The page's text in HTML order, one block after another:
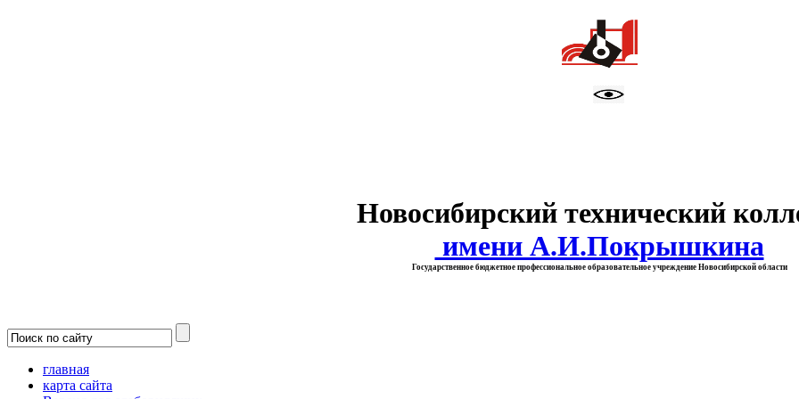
Новосибирский технический
имени А.И.Покрышкина
Государственное бюджетное профессиональное образовательное учреждение Новосибирской области
главная
карта сайта